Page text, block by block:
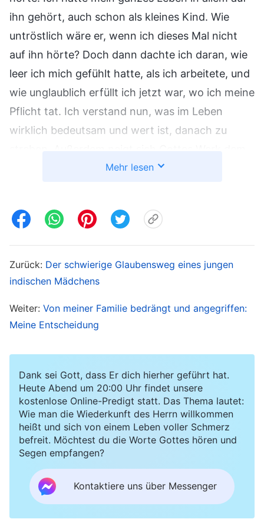
ihn gehört, auch schon als kleines Kind. Wie
untröstlich wäre er, wenn ich dieses Mal nicht
auf ihn hörte? Doch dann dachte ich daran, wie
leer ich mich gefühlt hatte, als ich arbeitete, und
wie unglaublich erfüllt ich jetzt war, wo ich meine
Pflicht tat. Ich verstand nun, was im Leben
wirklich bedeutsam und wert ist, danach zu
Ende zu. Ich muss daher die begrenzte Zeit
das Wichtigste. Mit diesem Gedanken sagte ich
zu meinem Vater: „Am Arbeitsplatz gibt es nur
Intrigen und Rangkämpfe. Indem ich jetzt meine
Pflicht tue, gehe ich den richtigen Weg im
meinem Glauben an Gott abzubringen.
Eines Tages schickte mir mein Vater eine
Nachricht: „Enttäusch mich nicht.“ Sofort liefen
mir Tränen übers Gesicht. Ich dachte bei mir: „All
die Jahre wollte mein Vater, dass ich mich von
der Masse abhebe. Er hat einen hohen Preis
gezahlt, um mich zu fördern. Jetzt, wo ich nicht
muss schrecklich leiden! Ich bin schon
erwachsen, bereite ihm aber immer noch
Sorgen. Heißt das nicht, dass ich die Eltern nicht
Mehr lesen
Zurück: Der schwierige Glaubensweg eines jungen
indischen Mädchens
Weiter: Von meiner Familie bedrängt und angegriffen:
Meine Entscheidung
Dank sei Gott, dass Er dich hierher geführt hat.
Heute Abend um 20:00 Uhr findet unsere
kostenlose Online-Predigt statt. Das Thema lautet:
Wie man die Wiederkunft des Herrn willkommen
heißt und sich von einem Leben voller Schmerz
befreit. Möchtest du die Worte Gottes hören und
Segen empfangen?
Kontaktiere uns über Messenger